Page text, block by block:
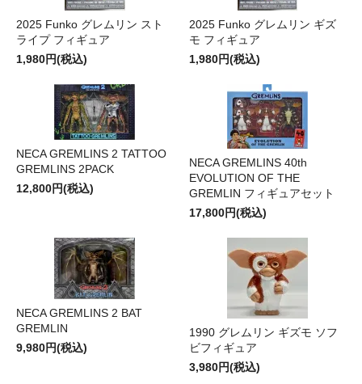
2025 Funko グレムリン スト
ライプ フィギュア
1,980円(税込)
2025 Funko グレムリン ギズ
モ フィギュア
1,980円(税込)
NECA GREMLINS 2 TATTOO
GREMLINS 2PACK
12,800円(税込)
NECA GREMLINS 40th
EVOLUTION OF THE
GREMLIN フィギュアセット
17,800円(税込)
NECA GREMLINS 2 BAT
GREMLIN
9,980円(税込)
1990 グレムリン ギズモ ソフ
ビフィギュア
3,980円(税込)